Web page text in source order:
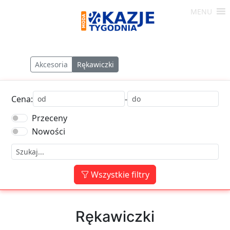
Moda
Tygodnia
MENU
Akcesoria Rękawiczki
Cena:
-
Przeceny
Nowości
Wszystkie filtry
Rękawiczki